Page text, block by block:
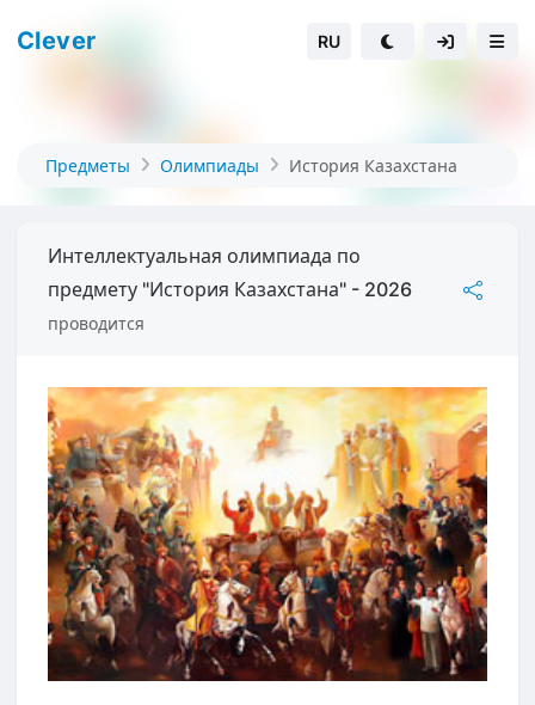
Clever RU
Предметы Олимпиады История Казахстана
Интеллектуальная олимпиада по
предмету "История Казахстана" - 2026
проводится